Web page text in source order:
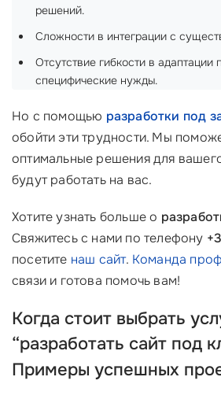
решений.
Сложности в интеграции с
Отсутствие гибкости в адаптации
специфические нужды.
Но с помощью разработки под
обойти эти трудности. Мы
оптимальные решения для
будут работать на вас.
Хотите узнать больше о
Свяжитесь с нами по телефону
посетите наш сайт. Команда
связи и готова помочь вам!
Когда стоит выбрать
“разработать сайт под
Примеры успешных